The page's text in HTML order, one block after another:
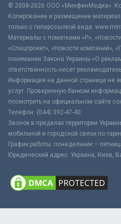
© 2008-2026 ООО «МинфинМедиа».
Копирование и размещение
только с гиперссылкой вида:
Материалы с пометками «Р», «Новости
«Спецпроект», «Новости компаний»,
понимании Закона Украины «О
ответственность несёт
Информация на данной странице не
услуг. Проверенную банком
посмотреть на официальном сайте
Телефон: (044) 392-47-40
Звонок в пределах территории
мобильной и городской связи по
График работы: понедельник –
Юридический адрес: Украина, Киев,